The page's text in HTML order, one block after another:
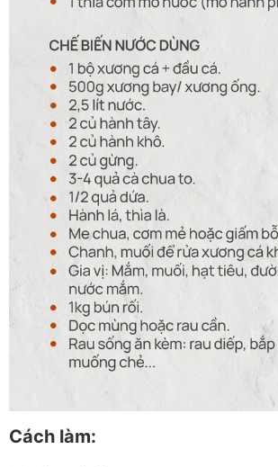
Cách làm: